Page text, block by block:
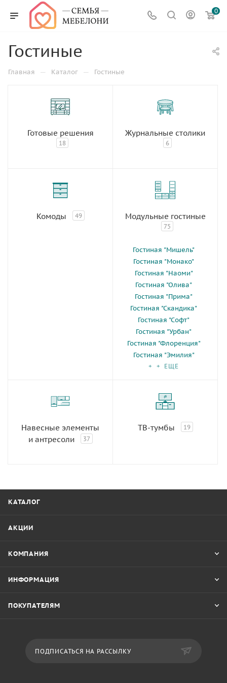
0
Гостиные
Главная — Каталог — Гостиные
Готовые решения
18
Журнальные столики
6
Комоды 49 Модульные гостиные
75
Гостиная "Мишель"
Гостиная "Монако"
Гостиная "Наоми"
Гостиная "Олива"
Гостиная "Прима"
Гостиная "Скандика"
Гостиная "Софт"
Гостиная "Урбан"
Гостиная "Флоренция"
Гостиная "Эмилия"
+ + ЕЩЕ
Навесные элементы
и антресоли
37
ТВ-тумбы 19
КАТАЛОГ
АКЦИИ
КОМПАНИЯ
ИНФОРМАЦИЯ
ПОКУПАТЕЛЯМ
ПОДПИСАТЬСЯ НА РАССЫЛКУ